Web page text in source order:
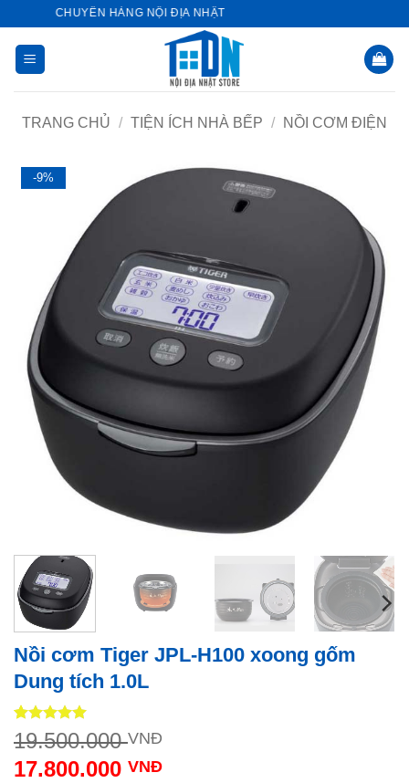
dung
- CHUYÊN HÀNG NỘI ĐỊA NHẬT
TRANG CHỦ / TIỆN ÍCH NHÀ BẾP / NỒI CƠM ĐIỆN
-9%
Nồi cơm Tiger JPL-H100 xoong gốm
Dung tích 1.0L
5 trên 5
dựa trên
1
đánh giá
19.500.000VNĐ
17.800.000 VNĐ